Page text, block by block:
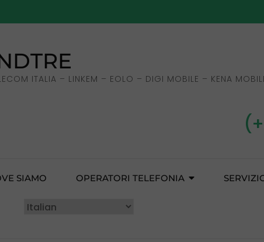
ITALIA – LINKEM – EOLO – DIGI MOBILE – KENA
SIAMO OPERATORI TELEFONIA